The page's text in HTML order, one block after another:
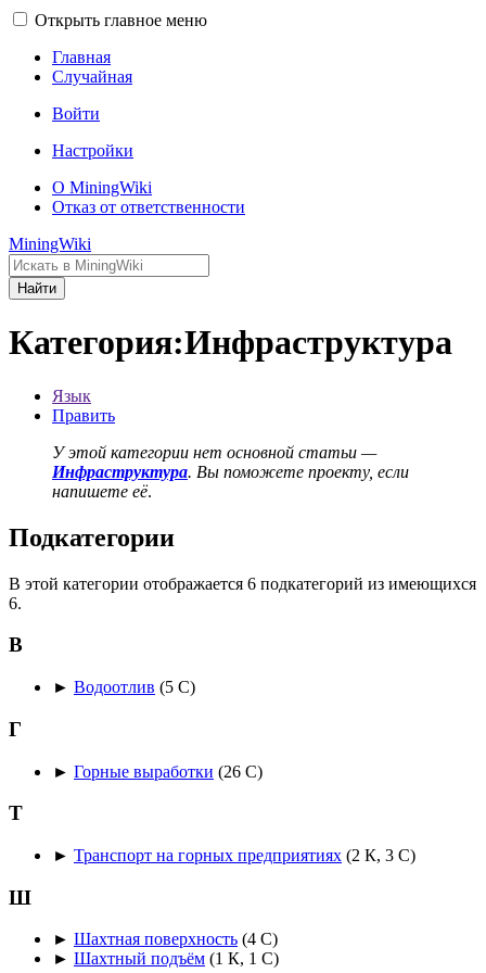
Открыть главное меню
Главная
Случайная
Войти
Настройки
О MiningWiki
Отказ от ответственности
MiningWiki
Найти
Категория:Инфраструктура
Язык
Править
У этой категории нет основной статьи —
Инфраструктура. Вы поможете проекту, если
напишете её.
Подкатегории
В этой категории отображается 6 подкатегорий из имеющихся
6.
В
► Водоотлив (5 С)
Г
► Горные выработки (26 С)
Т
► Транспорт на горных предприятиях (2 К, 3 С)
Ш
► Шахтная поверхность (4 С)
► Шахтный подъём (1 К, 1 С)